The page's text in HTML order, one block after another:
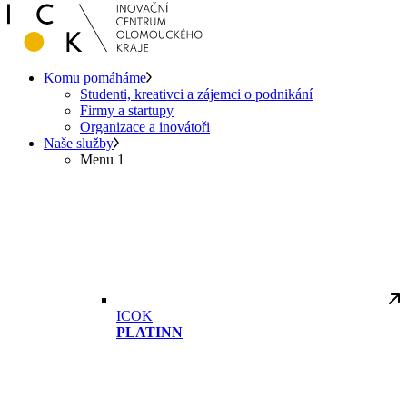
Komu pomáháme
Studenti, kreativci a zájemci o podnikání
Firmy a startupy
Organizace a inovátoři
Naše služby
Menu 1
ICOK
PLATINN